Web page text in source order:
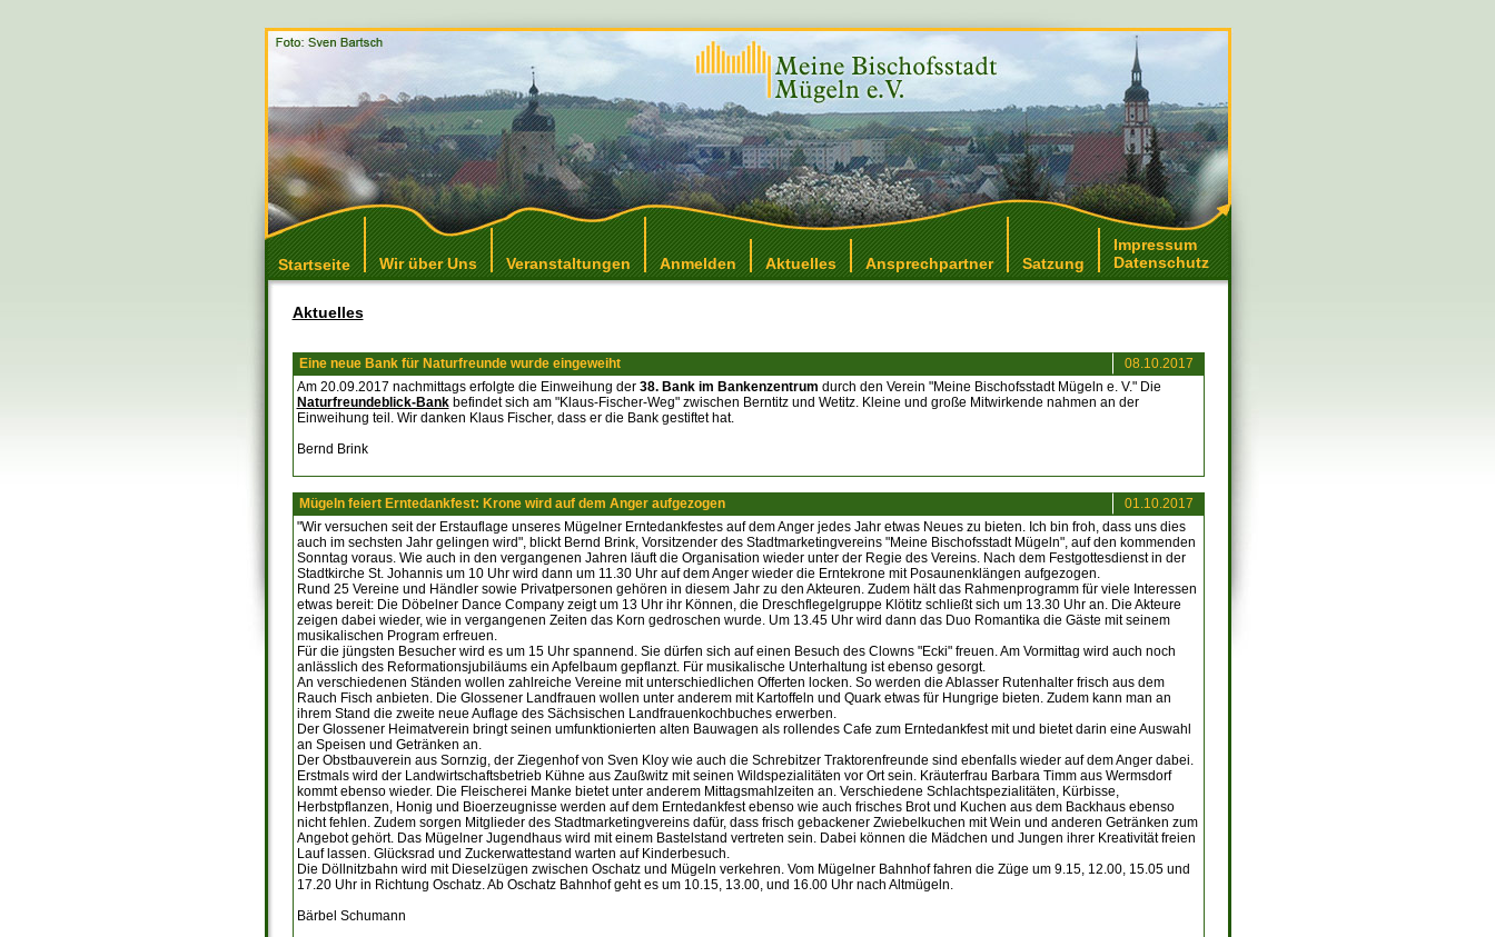
Startseite Wir über Uns Veranstaltungen Anmelden Aktuelles Ansprechpartner Satzung
Impressum
Datenschutz
Aktuelles
Eine neue Bank für Naturfreunde wurde eingeweiht
08.10.2017
Am 20.09.2017 nachmittags erfolgte die Einweihung der 38. Bank im Bankenzentrum durch den Verein "Meine Bischofsstadt Mügeln e. V." Die
Naturfreundeblick-Bankbefindet sich am "Klaus-Fischer-Weg" zwischen Berntitz und Wetitz. Kleine und große Mitwirkende nahmen an der
Einweihung teil. Wir danken Klaus Fischer, dass er die Bank gestiftet hat.
Bernd Brink
Mügeln feiert Erntedankfest: Krone wird auf dem Anger aufgezogen
01.10.2017
"Wir versuchen seit der Erstauflage unseres Mügelner Erntedankfestes auf dem Anger jedes Jahr etwas Neues zu bieten. Ich bin froh, dass uns dies
auch im sechsten Jahr gelingen wird", blickt Bernd Brink, Vorsitzender des Stadtmarketingvereins "Meine Bischofsstadt Mügeln", auf den kommenden
Sonntag voraus. Wie auch in den vergangenen Jahren läuft die Organisation wieder unter der Regie des Vereins. Nach dem Festgottesdienst in der
Stadtkirche St. Johannis um 10 Uhr wird dann um 11.30 Uhr auf dem Anger wieder die Erntekrone mit Posaunenklängen aufgezogen.
Rund 25 Vereine und Händler sowie Privatpersonen gehören in diesem Jahr zu den Akteuren. Zudem hält das Rahmenprogramm für viele Interessen
etwas bereit: Die Döbelner Dance Company zeigt um 13 Uhr ihr Können, die Dreschflegelgruppe Klötitz schließt sich um 13.30 Uhr an. Die Akteure
zeigen dabei wieder, wie in vergangenen Zeiten das Korn gedroschen wurde. Um 13.45 Uhr wird dann das Duo Romantika die Gäste mit seinem
musikalischen Program erfreuen.
Für die jüngsten Besucher wird es um 15 Uhr spannend. Sie dürfen sich auf einen Besuch des Clowns "Ecki" freuen. Am Vormittag wird auch noch
anlässlich des Reformationsjubiläums ein Apfelbaum gepflanzt. Für musikalische Unterhaltung ist ebenso gesorgt.
An verschiedenen Ständen wollen zahlreiche Vereine mit unterschiedlichen Offerten locken. So werden die Ablasser Rutenhalter frisch aus dem
Rauch Fisch anbieten. Die Glossener Landfrauen wollen unter anderem mit Kartoffeln und Quark etwas für Hungrige bieten. Zudem kann man an
ihrem Stand die zweite neue Auflage des Sächsischen Landfrauenkochbuches erwerben.
Der Glossener Heimatverein bringt seinen umfunktionierten alten Bauwagen als rollendes Cafe zum Erntedankfest mit und bietet darin eine Auswahl
an Speisen und Getränken an.
Der Obstbauverein aus Sornzig, der Ziegenhof von Sven Kloy wie auch die Schrebitzer Traktorenfreunde sind ebenfalls wieder auf dem Anger dabei.
Erstmals wird der Landwirtschaftsbetrieb Kühne aus Zaußwitz mit seinen Wildspezialitäten vor Ort sein. Kräuterfrau Barbara Timm aus Wermsdorf
kommt ebenso wieder. Die Fleischerei Manke bietet unter anderem Mittagsmahlzeiten an. Verschiedene Schlachtspezialitäten, Kürbisse,
Herbstpflanzen, Honig und Bioerzeugnisse werden auf dem Erntedankfest ebenso wie auch frisches Brot und Kuchen aus dem Backhaus ebenso
nicht fehlen. Zudem sorgen Mitglieder des Stadtmarketingvereins dafür, dass frisch gebackener Zwiebelkuchen mit Wein und anderen Getränken zum
Angebot gehört. Das Mügelner Jugendhaus wird mit einem Bastelstand vertreten sein. Dabei können die Mädchen und Jungen ihrer Kreativität freien
Lauf lassen. Glücksrad und Zuckerwattestand warten auf Kinderbesuch.
Die Döllnitzbahn wird mit Dieselzügen zwischen Oschatz und Mügeln verkehren. Vom Mügelner Bahnhof fahren die Züge um 9.15, 12.00, 15.05 und
17.20 Uhr in Richtung Oschatz. Ab Oschatz Bahnhof geht es um 10.15, 13.00, und 16.00 Uhr nach Altmügeln.
Bärbel Schumann